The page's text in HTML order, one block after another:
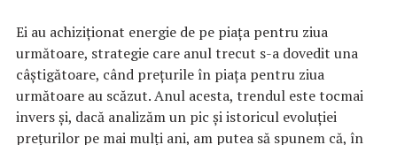
Ei au achiziționat energie de pe piața pentru ziua
următoare, strategie care anul trecut s-a dovedit una
câștigătoare, când prețurile în piața pentru ziua
următoare au scăzut. Anul acesta, trendul este tocmai
invers și, dacă analizăm un pic și istoricul evoluției
prețurilor pe mai mulți ani, am putea să spunem că, în